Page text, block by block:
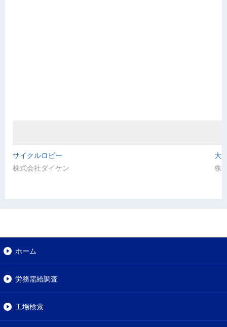
サイクルロビー
株式会社ダイケン
大
株
ホーム
労務需給調査
工場検索